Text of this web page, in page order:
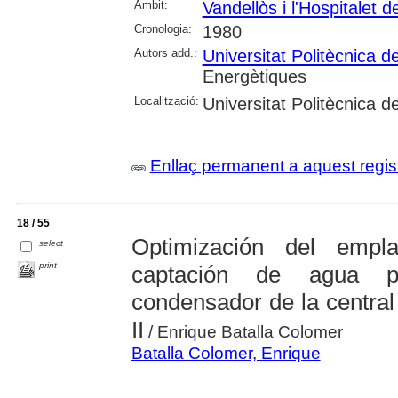
Àmbit: Vandellòs i l'Hospitalet
Cronologia: 1980
Autors add.: Universitat Politècnica
Energètiques
Localització: Universitat Politècnica
Enllaç permanent a aquest
18 / 55
select
print
Optimización del
captación de agua
condensador de la
II / Enrique Batalla Colomer
Batalla Colomer, Enrique